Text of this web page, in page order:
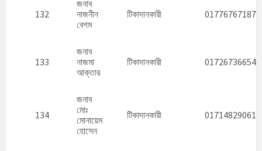
132
জনাব
নাজনীন
বেগম
টিকাদানকারী 01776767187
133
জনাব
নাজমা
আক্তার
টিকাদানকারী 01726736654
134
জনাব
মোঃ
মোনায়েম
হোসেন
টিকাদানকারী 01714829061